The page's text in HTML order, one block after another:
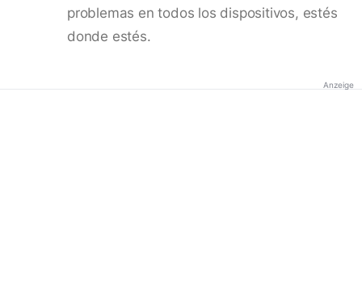
problemas en todos los dispositivos, estés
donde estés.
Anzeige